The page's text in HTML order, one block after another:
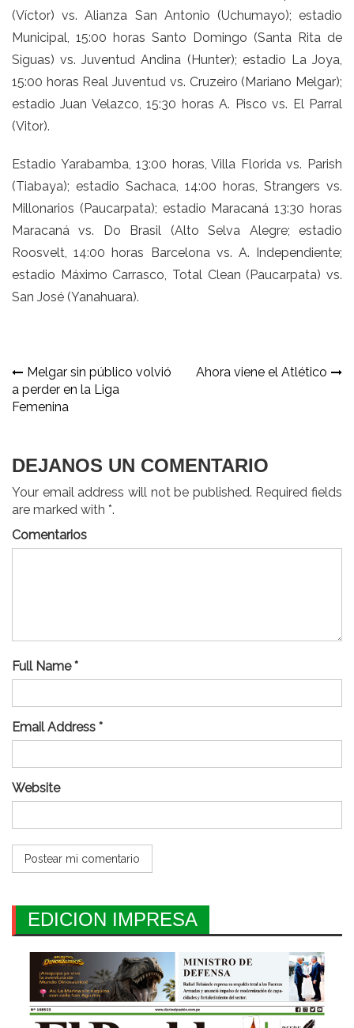
(Víctor) vs. Alianza San Antonio (Uchumayo); estadio
Municipal, 15:00 horas Santo Domingo (Santa Rita de
Siguas) vs. Juventud Andina (Hunter); estadio La Joya,
15:00 horas Real Juventud vs. Cruzeiro (Mariano Melgar);
estadio Juan Velazco, 15:30 horas A. Pisco vs. El Parral
(Vitor).
Estadio Yarabamba, 13:00 horas, Villa Florida vs. Parish
(Tiabaya); estadio Sachaca, 14:00 horas, Strangers vs.
Millonarios (Paucarpata); estadio Maracaná 13:30 horas
Maracaná vs. Do Brasil (Alto Selva Alegre; estadio
Roosvelt, 14:00 horas Barcelona vs. A. Independiente;
estadio Máximo Carrasco, Total Clean (Paucarpata) vs.
San José (Yanahuara).
Navegación
de
Melgar sin público volvió
a perder en la Liga
Femenina
Ahora viene el Atlético
DEJANOS UN COMENTARIO
Your email address will not be published. Required fields
are marked with *.
Comentarios
Full Name *
Email Address *
Website
EDICION IMPRESA